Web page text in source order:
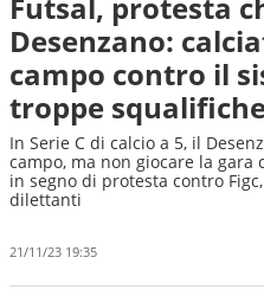
Desenzano:
campo contro il
troppe
In Serie C di calcio a 5, il
campo, ma non giocare la gara
in segno di protesta contro
dilettanti
21/11/23 19:35